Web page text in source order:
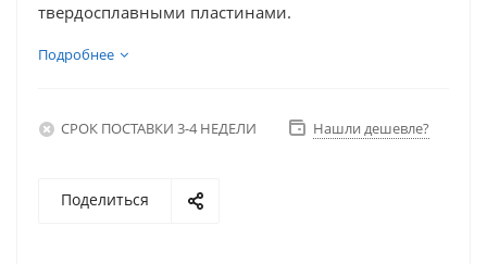
твердосплавными пластинами.
Подробнее
СРОК ПОСТАВКИ 3-4 НЕДЕЛИ Нашли дешевле?
Поделиться